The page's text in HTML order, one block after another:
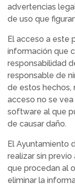
advertencias
de uso que
El acceso a este
información que
responsabilidad
responsable de
de estos hechos,
acceso no se
software al que
de causar daño.
El Ayuntamiento
realizar sin
que procedan al
eliminar la